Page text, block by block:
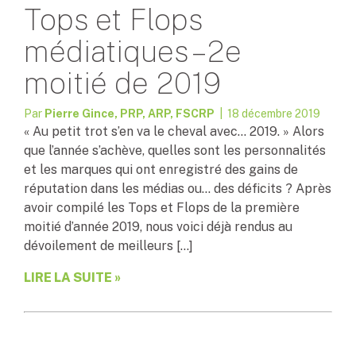
Tops et Flops
médiatiques – 2e
moitié de 2019
Par Pierre Gince, PRP, ARP, FSCRP | 18 décembre 2019
« Au petit trot s’en va le cheval avec… 2019. » Alors
que l’année s’achève, quelles sont les personnalités
et les marques qui ont enregistré des gains de
réputation dans les médias ou… des déficits ? Après
avoir compilé les Tops et Flops de la première
moitié d’année 2019, nous voici déjà rendus au
dévoilement de meilleurs […]
LIRE LA SUITE »